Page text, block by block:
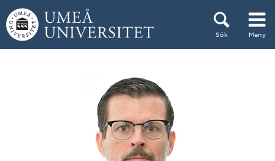
Hoppa direkt till innehållet
Sök Meny